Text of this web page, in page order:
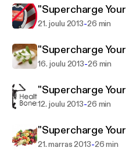
loss, fitness, & sporting
function, heart disease,
depression, and
and autism.
"Supercharge Your
21. joulu 2013-26 min
"Supercharge Your
16. joulu 2013-26 min
"Supercharge Your
12. joulu 2013-26 min
"Supercharge Your
21. marras 2013-26 min